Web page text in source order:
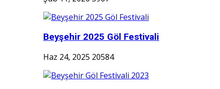
Beyşehir 2025 Göl Festivali
Haz 24, 2025 20584